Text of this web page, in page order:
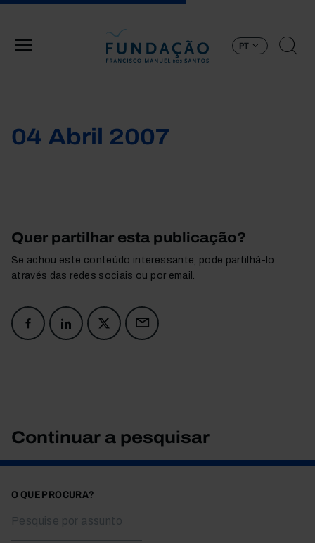
PT
04 Abril 2007
Quer partilhar esta publicação?
Se achou este conteúdo interessante, pode partilhá-lo
através das redes sociais ou por email.
Continuar a pesquisar
O QUE PROCURA?